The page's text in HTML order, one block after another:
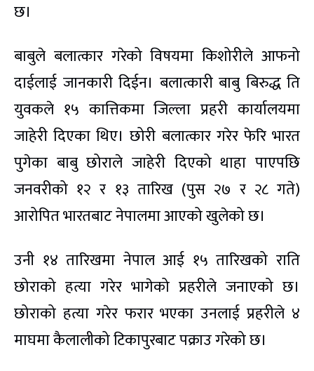
छ।
बाबुले बलात्कार गरेको विषयमा किशोरीले आफनो
दाईलाई जानकारी दिईन। बलात्कारी बाबु बिरुद्ध ति
युवकले १५ कात्तिकमा जिल्ला प्रहरी कार्यालयमा
जाहेरी दिएका थिए। छोरी बलात्कार गरेर फेरि भारत
पुगेका बाबु छोराले जाहेरी दिएको थाहा पाएपछि
जनवरीको १२ र १३ तारिख (पुस २७ र २८ गते)
आरोपित भारतबाट नेपालमा आएको खुलेको छ।
उनी १४ तारिखमा नेपाल आई १५ तारिखको राति
छोराको हत्या गरेर भागेको प्रहरीले जनाएको छ।
छोराको हत्या गरेर फरार भएका उनलाई प्रहरीले ४
माघमा कैलालीको टिकापुरबाट पक्राउ गरेको छ।